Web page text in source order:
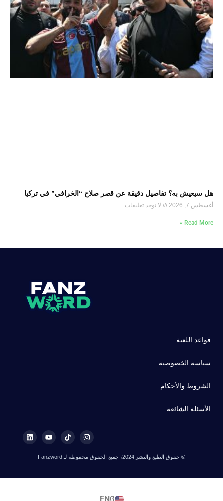
هل سيعيش به؟ تفاصيل دقيقة عن قصر صلاح “الخرافي” في تركيا
أغسطس 7, 2026 لا توجد تعليقات
Read More »
قواعد اللعبة
سياسة الخصوصية
الشروط والأحكام
الأسئلة الشائعة
© حقوق الطبع والنشر 2024، جميع الحقوق محفوظة لـ Fanzword
ENG